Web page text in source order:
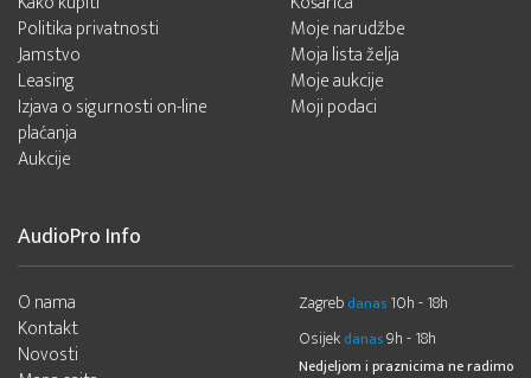
Politika privatnosti
Jamstvo
Leasing
Izjava o sigurnosti on-line
plaćanja
Aukcije
Moje narudžbe
Moja lista želja
Moje aukcije
Moji podaci
AudioPro Info
O nama
Kontakt
Novosti
Zagreb danas 10h - 18h
Osijek danas9h - 18h
Nedjeljom i praznicima ne radimo